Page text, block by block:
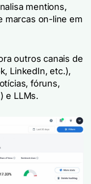
mentions,
marcas on-line em
outros canais de
LinkedIn, etc.),
fóruns,
e LLMs.